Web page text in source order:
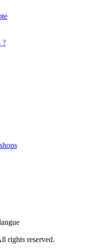
?
rights reserved.